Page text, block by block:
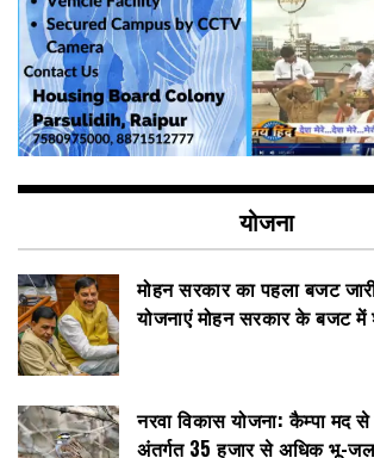
योजना
मोहन सरकार का पहला बजट
योजनाएं मोहन सरकार के बजट में
नरवा विकास योजना: कैम्पा मद
अंतर्गत 35 हजार से अधिक भू-